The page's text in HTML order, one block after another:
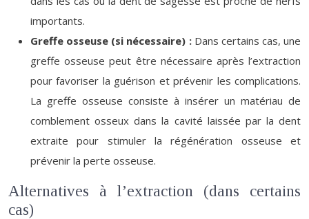
importants.
Greffe osseuse (si nécessaire) : Dans certains cas, une
greffe osseuse peut être nécessaire après l’extraction
pour favoriser la guérison et prévenir les complications.
La greffe osseuse consiste à insérer un matériau de
comblement osseux dans la cavité laissée par la dent
extraite pour stimuler la régénération osseuse et
prévenir la perte osseuse.
Alternatives à l’extraction (dans certains
cas)